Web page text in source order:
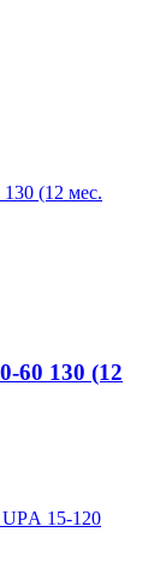
60 130 (12